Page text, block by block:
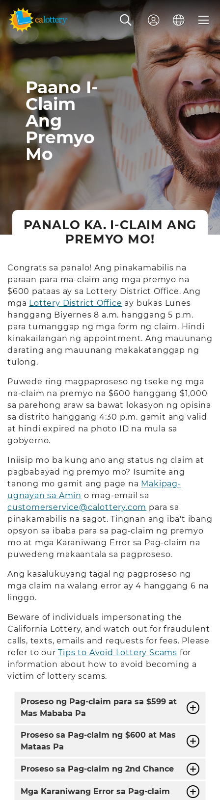
Paano I-
Claim
Ang
Premyo
Mo
PANALO KA. I-CLAIM ANG
PREMYO MO!
Congrats sa panalo! Ang pinakamabilis na
paraan para ma-claim ang mga premyo na
$600 pataas ay sa Lottery District Office. Ang
mga Lottery District Office ay bukas Lunes
hanggang Biyernes 8 a.m. hanggang 5 p.m.
para tumanggap ng mga form ng claim. Hindi
kinakailangan ng appointment. Ang mauunang
darating ang mauunang makakatanggap ng
tulong.
Puwede ring magpaproseso ng tseke ng mga
na-claim na premyo na $600 hanggang $1,000
sa parehong araw sa bawat lokasyon ng opisina
sa distrito hanggang 4:30 p.m. gamit ang valid
at hindi expired na photo ID na mula sa
gobyerno.
Iniisip mo ba kung ano ang status ng claim at
pagbabayad ng premyo mo? Isumite ang
tanong mo gamit ang page na Makipag-
ugnayan sa Amin o mag-email sa
customerservice@calottery.com para sa
pinakamabilis na sagot. Tingnan ang iba't ibang
opsyon sa ibaba para sa pag-claim ng premyo
mo at mga Karaniwang Error sa Pag-claim na
puwedeng makaantala sa pagproseso.
Ang kasalukuyang tagal ng pagproseso ng
mga claim na walang error ay 4 hanggang 6 na
linggo.
Beware of individuals impersonating the
California Lottery, and watch out for fraudulent
calls, texts, emails and requests for fees. Please
refer to ourTips to Avoid Lottery Scams for
information about how to avoid becoming a
victim of lottery scams.
Proseso ng Pag-claim para sa $599 at
Mas Mababa Pa
Proseso sa Pag-claim ng $600 at Mas
Mataas Pa
Proseso sa Pag-claim ng 2nd Chance
Mga Karaniwang Error sa Pag-claim